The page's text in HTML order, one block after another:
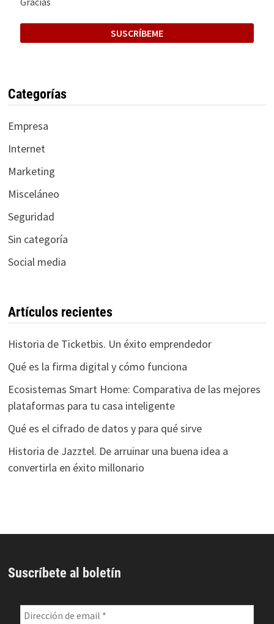
Categorías
Empresa
Internet
Marketing
Misceláneo
Seguridad
Sin categoría
Social media
Artículos recientes
Historia de Ticketbis. Un éxito emprendedor
Qué es la firma digital y cómo funciona
Ecosistemas Smart Home: Comparativa de las mejores
plataformas para tu casa inteligente
Qué es el cifrado de datos y para qué sirve
Historia de Jazztel. De arruinar una buena idea a
convertirla en éxito millonario
Suscríbete al boletín